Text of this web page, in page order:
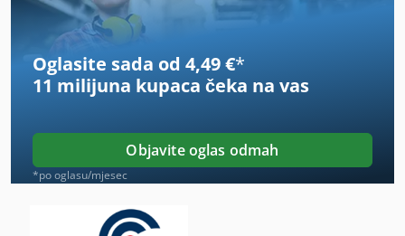
Preklapanje Za
Preko Puta
Presavijte Okvir Rešetke
Prijevoz
Prijevoz Motora
Prijevoz Nosač
Oglasite sada od 4,49 €*
11 milijuna kupaca čeka na vas
Objavite oglas odmah
*po oglasu/mjesec